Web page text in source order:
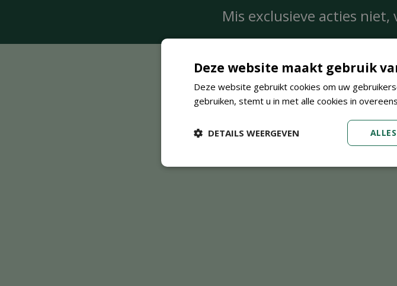
Mis exclusieve acties niet,
Deze website maakt gebruik
Deze website gebruikt cookies om uw
gebruiken, stemt u in met alle cookies in
DETAILS WEERGEVEN